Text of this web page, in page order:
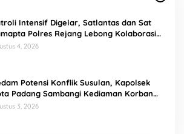
Intensif Digelar, Satlantas dan Sat
Polres Rejang Lebong Kolaborasi
Balap Liar
4, 2026
Potensi Konflik Susulan, Kapolsek
Padang Sambangi Kediaman Korban
di Lubuk Mumpo
3, 2026